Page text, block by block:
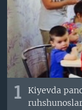
VIDEO
XABARLAR
TELEGRAM
TWITTER
SOUNDCLOUD
VOA
1
Kiyevda